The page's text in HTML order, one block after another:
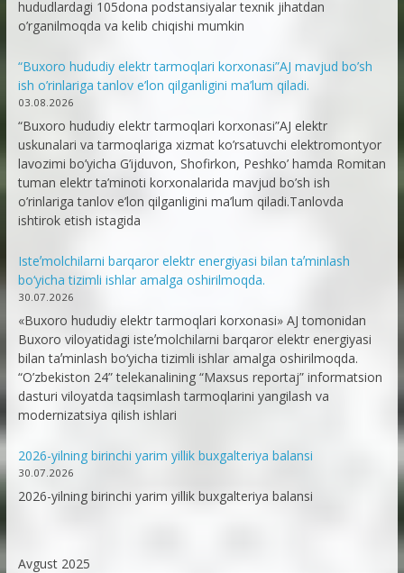
hududlardagi 105dona podstansiyalar texnik jihatdan
o’rganilmoqda va kelib chiqishi mumkin
“Buxoro hududiy elektr tarmoqlari korxonasi”AJ mavjud bo’sh
ish o’rinlariga tanlov e’lon qilganligini ma’lum qiladi.
03.08.2026
“Buxoro hududiy elektr tarmoqlari korxonasi”AJ elektr
uskunalari va tarmoqlariga xizmat ko’rsatuvchi elektromontyor
lavozimi bo’yicha G’ijduvon, Shofirkon, Peshko’ hamda Romitan
tuman elektr ta’minoti korxonalarida mavjud bo’sh ish
o’rinlariga tanlov e’lon qilganligini ma’lum qiladi.Tanlovda
ishtirok etish istagida
Isteʼmolchilarni barqaror elektr energiyasi bilan taʼminlash
bo‘yicha tizimli ishlar amalga oshirilmoqda.
30.07.2026
«Buxoro hududiy elektr tarmoqlari korxonasi» AJ tomonidan
Buxoro viloyatidagi isteʼmolchilarni barqaror elektr energiyasi
bilan taʼminlash bo‘yicha tizimli ishlar amalga oshirilmoqda.
“O’zbekiston 24” telekanalining “Maxsus reportaj” informatsion
dasturi viloyatda taqsimlash tarmoqlarini yangilash va
modernizatsiya qilish ishlari
2026-yilning birinchi yarim yillik buxgalteriya balansi
30.07.2026
2026-yilning birinchi yarim yillik buxgalteriya balansi
Avgust 2025